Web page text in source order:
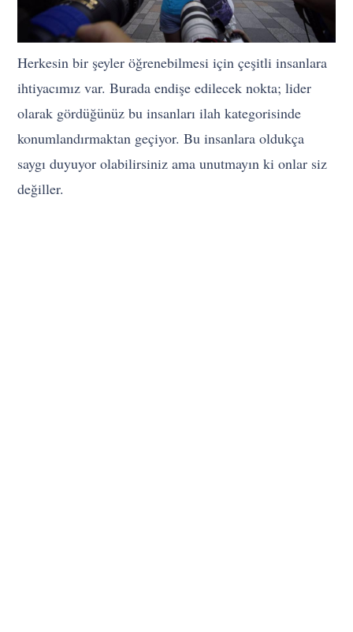
Herkesin bir şeyler öğrenebilmesi için çeşitli insanlara
ihtiyacımız var. Burada endişe edilecek nokta; lider
olarak gördüğünüz bu insanları ilah kategorisinde
konumlandırmaktan geçiyor. Bu insanlara oldukça
saygı duyuyor olabilirsiniz ama unutmayın ki onlar siz
değiller.